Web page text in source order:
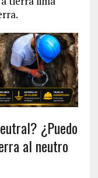
¿Puedo
al neutro